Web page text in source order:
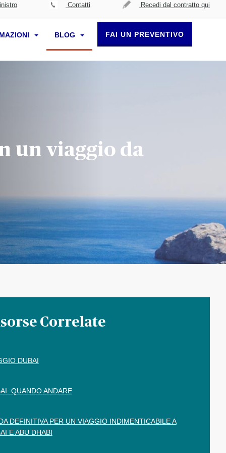
Contatti Recedi dal contratto qui
BLOG FAI UN PREVENTIVO
un viaggio da
Correlate
DUBAI
QUANDO ANDARE
DEFINITIVA PER UN VIAGGIO INDIMENTICABILE A
E ABU DHABI